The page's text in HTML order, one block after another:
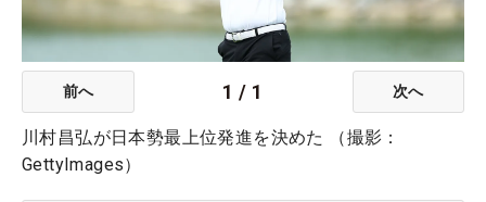
前へ 1 / 1 次へ
川村昌弘が日本勢最上位発進を決めた （撮影：
GettyImages）